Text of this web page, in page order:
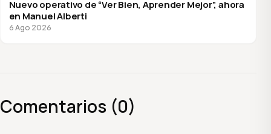
Nuevo operativo de “Ver Bien, Aprender Mejor”, ahora
en Manuel Alberti
6 Ago 2026
Comentarios (0)